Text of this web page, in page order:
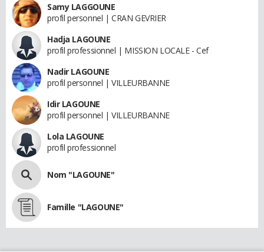
Samy LAGGOUNE
profil personnel | CRAN GEVRIER
Hadja LAGOUNE
profil professionnel | MISSION LOCALE - Cef
Nadir LAGOUNE
profil personnel | VILLEURBANNE
Idir LAGOUNE
profil personnel | VILLEURBANNE
Lola LAGOUNE
profil professionnel
Nom "LAGOUNE"
Famille "LAGOUNE"